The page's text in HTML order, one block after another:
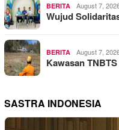
BERITA August 7,
Wujud
BERITA August 7,
Kawasan
SASTRA INDONESIA